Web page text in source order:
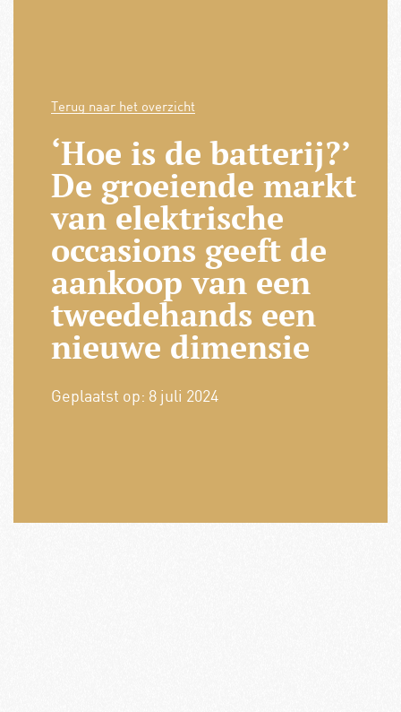
Terug naar het overzicht
‘Hoe is de batterij?’
De groeiende markt
van elektrische
occasions geeft de
aankoop van een
tweedehands een
nieuwe dimensie
Geplaatst op: 8 juli 2024